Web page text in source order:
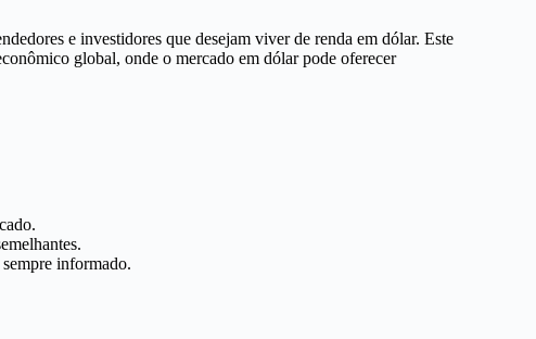
e investidores que desejam viver de renda em dólar. Este
global, onde o mercado em dólar pode oferecer
informado.